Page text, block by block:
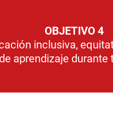
OBJETIVO 4
inclusiva,
aprendizaje durante